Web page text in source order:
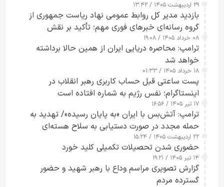
۲۹ اردیبهشت ۱۴۰۵ / ۱۳:۴۲
بازدید مدیر کل روابط عمومی نهاد ریاست جمهوری از
گروه رسانه‌ای خبرهای فوری مهم؛ تأکید بر نقش
رسانه‌های هوشمند و مسئول در ارتقای آگاهی عمومی
۰۸ خرداد ۱۴۰۵ / ۱۹:۰۸
ترامپ: محاصره دریایی ایران از همین حالا برداشته
خواهد شد
۱۸ خرداد ۱۴۰۵ / ۰۱:۳۳
پست ساعتی قبل حساب کاربری رهبر انقلاب در
اینستاگرام؛ نفس رژیم به شماره افتاده است​
۱۷ تیر ۱۴۰۵ / ۱۶:۵۶
ترامپ: آتش‌بس با ایران «به پایان رسیده»/ تهدید به
حمله مجدد در صورت دستیابی به سلاح هسته‌ای
۲۲ اردیبهشت ۱۴۰۵ / ۱۵:۲۴
حضوری شدن تحصیلات تکمیلی کلید خورد
۱۴ تیر ۱۴۰۵ / ۱۹:۲۱
گزارش تصویری مراسم وداع با رهبر شهید و حضور
گسترده مردم